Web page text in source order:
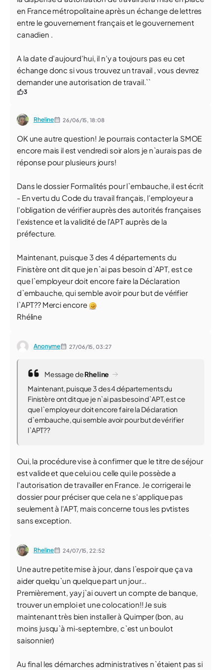
en France métropolitaine après un échange de lettres
entre le gouvernement français et le gouvernement
canadien .
A la date d’aujourd’hui, il n’y a toujours pas eu cet
échange donc si vous trouvez un travail , vous devrez
demander une autorisation de travail.``
3
Rheline 26/06/15,18:08
OK une autre question! Je pourrais contacter la SMOE
encore mais il est vendredi soir alors je n`aurais pas de
réponse pour plusieurs jours!
Dans le dossier Formalités pour l`embauche, il est écrit
- En vertu du Code du travail français, l’employeur a
l’obligation de vérifier auprès des autorités françaises
l’existence et la validité de l’APT auprès de la
préfecture.
Maintenant, puisque 3 des 4 départements du
Finistère ont dit que je n`ai pas besoin d`APT, est ce
que l`employeur doit encore faire la Déclaration
d`embauche, qui semble avoir pour but de vérifier
l`APT?? Merci encore
Rhéline
Anonyme 27/06/15,03:27
Message deRheline
Maintenant, puisque 3 des 4 départements du
Finistère ont dit que je n`ai pas besoin d`APT, est ce
que l`employeur doit encore faire la Déclaration
d`embauche, qui semble avoir pour but de vérifier
l`APT??
Oui, la procédure vise à confirmer que le titre de séjour
est valide et que celui ou celle qui le possède a
l'autorisation de travailler en France. Je corrigerai le
dossier pour préciser que cela ne s'applique pas
seulement à l'APT, mais concerne tous les pvtistes
sans exception.
Rheline 24/07/15,22:52
Une autre petite mise à jour, dans l`espoir que ça va
aider quelqu`un quelque part un jour...
Premièrement, yay j`ai ouvert un compte de banque,
trouver un emploi et une colocation!! Je suis
maintenant très bien installer à Quimper (bon, au
moins jusqu`à mi-septembre, c`est un boulot
saisonnier)
Au final les démarches administratives n`étaient pas si